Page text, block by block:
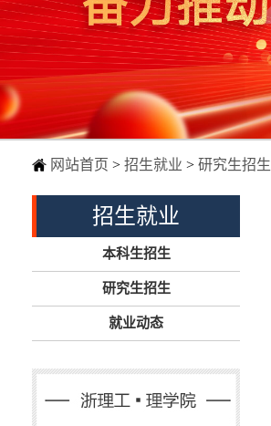
网站首页 > 招生就业 > 研究生招生
招生就业
本科生招生
研究生招生
就业动态